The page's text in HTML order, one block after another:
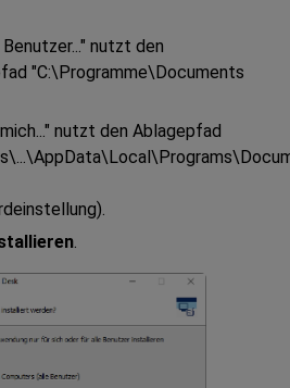
nutzt den
"C:\Programme\ Documents
nutzt den Ablagepfad
.